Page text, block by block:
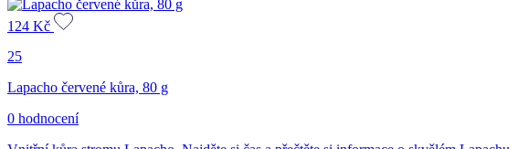
124 Kč
25
Lapacho červené kůra, 80 g
0 hodnocení